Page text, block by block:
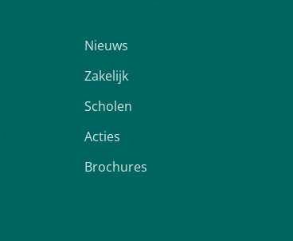
Nieuws
Zakelijk
Scholen
Acties
Brochures